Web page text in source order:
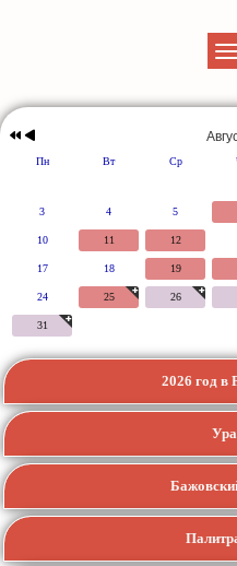
Предыдущий
год
Предыдущий
месяц
Пн Вт Ср
3 4 5
10 11 12
17 18 19
24 25 26
31
2026 год в